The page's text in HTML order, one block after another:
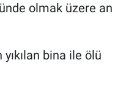
olmak üzere an
bina ile ölü